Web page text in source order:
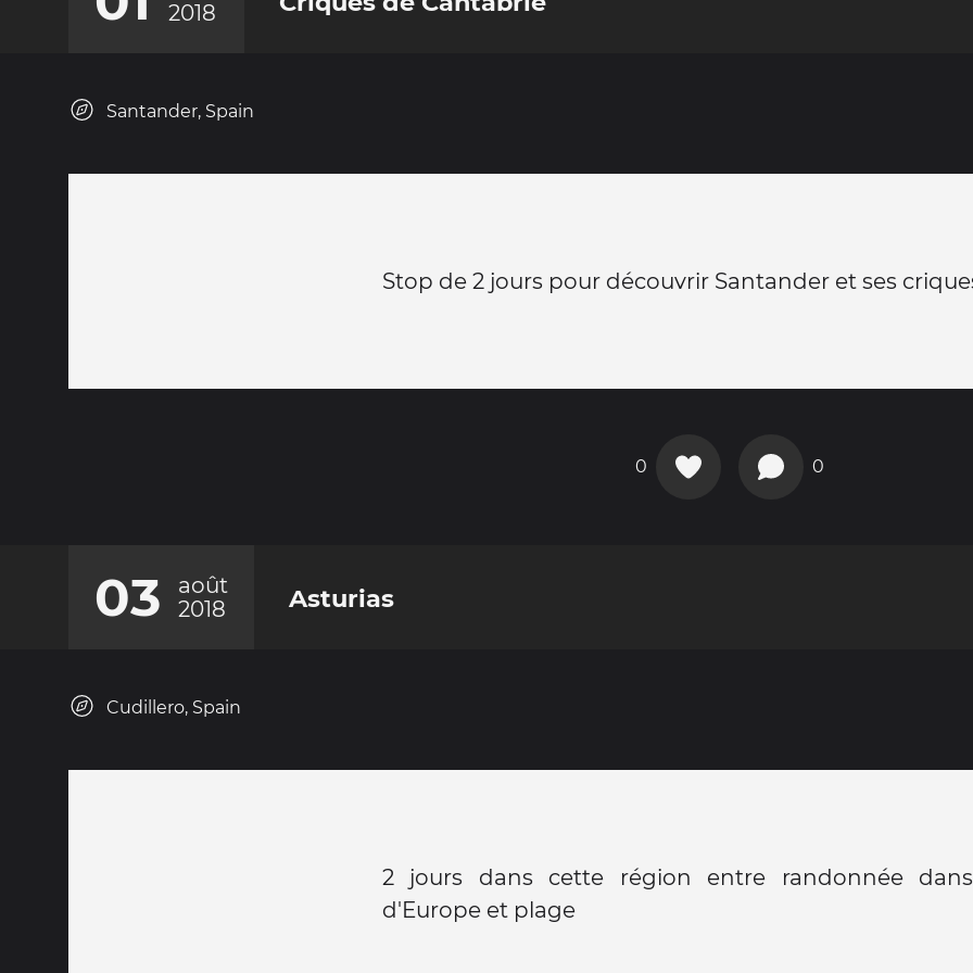
2018
Santander, Spain
Stop de 2 jours pour découvrir Santander et ses
0 0
03
août
2018
Asturias
Cudillero, Spain
2 jours dans cette région entre randonnée
d'Europe et plage